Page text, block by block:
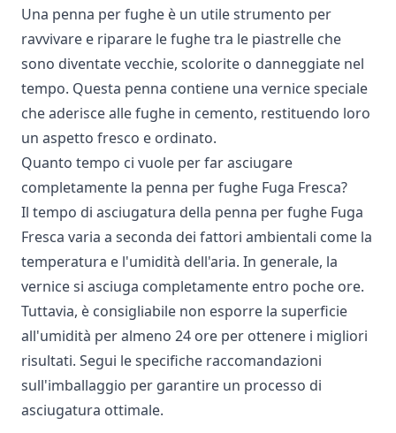
Una penna per fughe è un utile strumento per
ravvivare e riparare le fughe tra le piastrelle che
sono diventate vecchie, scolorite o danneggiate nel
tempo. Questa penna contiene una vernice speciale
che aderisce alle fughe in cemento, restituendo loro
un aspetto fresco e ordinato.
Quanto tempo ci vuole per far asciugare
completamente la penna per fughe Fuga Fresca?
Il tempo di asciugatura della penna per fughe Fuga
Fresca varia a seconda dei fattori ambientali come la
temperatura e l'umidità dell'aria. In generale, la
vernice si asciuga completamente entro poche ore.
Tuttavia, è consigliabile non esporre la superficie
all'umidità per almeno 24 ore per ottenere i migliori
risultati. Segui le specifiche raccomandazioni
sull'imballaggio per garantire un processo di
asciugatura ottimale.